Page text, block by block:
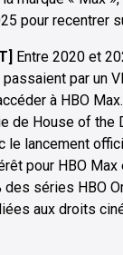
pour recentrer
Entre 2020 et
par un
à HBO
de House of the
le lancement
pour HBO
des séries HBO
aux droits